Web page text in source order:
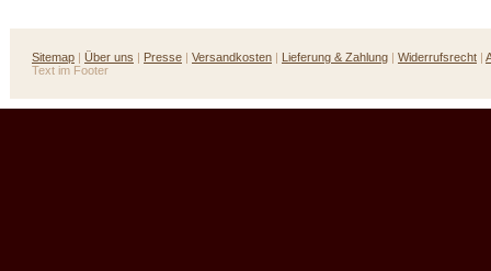
Sitemap | Über uns | Presse | Versandkosten | Lieferung & Zahlung | Widerrufsrecht |
Text im Footer